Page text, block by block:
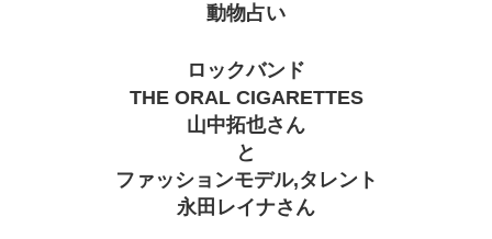
動物占い
ロックバンド
THE ORAL CIGARETTES
山中拓也さん
と
ファッションモデル,タレント
永田レイナさん